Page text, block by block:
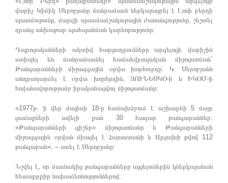
վարիչ Կիմիկ Սերոբյանը մանրամասն ներկայացրել է Լոռի բերդի
պատմութունը, մարզի պատմամշակութային ժառանգությունը, շեշտել
դրանց անխաթար պահպանման կարևորությունը:
Դպրոցականների ակտիվ հարցադրումները արգելոցի վարիչին
ստիպել են մանրամասնել համաեվրոպական միջոցառման`
Թանգարանների միջազգային օրվա խորհուրդը: Կ. Սերոբյանն
անդրադարձել է օրվա խորհրդին, ՅՈՒՆԵՍԿՕ-ի և ԻԿՕՄ-ի
հովանավորությամբ իրականացվող միջոցառմանը:
«1977թ. ի վեր մայիսի 18-ը համախմբում է աշխարհի 5 մայր
ցամաքների ավելի քան 30 հազար թանգարաններ:
«Թանգարանների գիշեր» միջոցառմանը և Թանգարանների
միջազգային օրվան միացել է Հայաստանի և Արցախի թվով 112
թանգարան», – ասել է Սերոբյանը:
Նշվել է, որ մասնակից թանգարանները այցելուներին կներկայանան
հետաքրքիր նախաձեռնություններով: